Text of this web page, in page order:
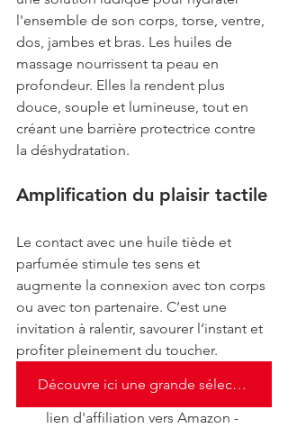
l'ensemble de son corps, torse, ventre,
dos, jambes et bras. Les huiles de
massage nourrissent ta peau en
profondeur. Elles la rendent plus
douce, souple et lumineuse, tout en
créant une barrière protectrice contre
la déshydratation.
Amplification du plaisir tactile
Le contact avec une huile tiède et
parfumée stimule tes sens et
augmente la connexion avec ton corps
ou avec ton partenaire. C’est une
invitation à ralentir, savourer l’instant et
profiter pleinement du toucher.
Découvre ici une grande sélection d'huiles de massage
lien d'affiliation vers Amazon -